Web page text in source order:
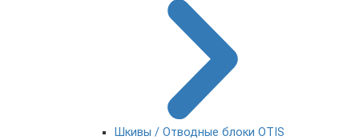
Шкивы / Отводные блоки OTIS